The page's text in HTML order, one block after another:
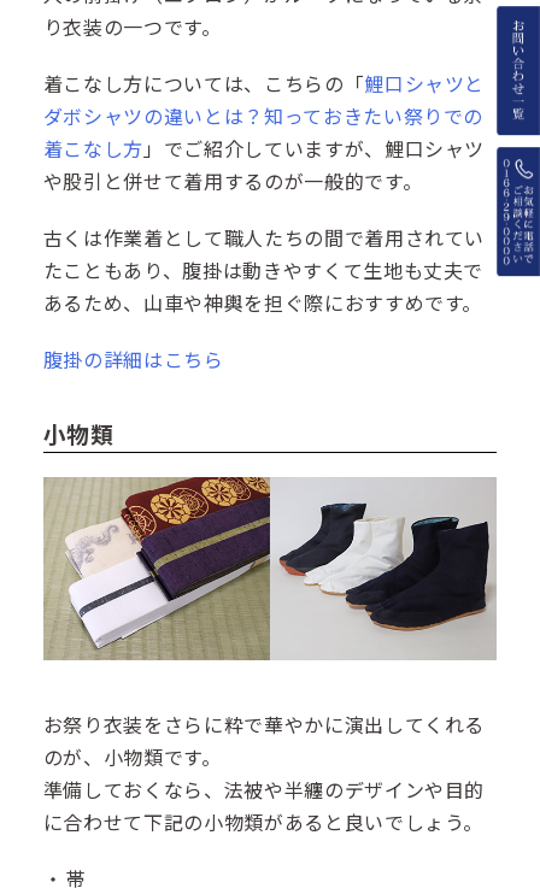
り衣装の一つです。
着こなし方については、こちらの「鯉口シャツと
ダボシャツの違いとは？知っておきたい祭りでの
着こなし方 」でご紹介していますが、鯉口シャツ
や股引と併せて着用するのが一般的です。
古くは作業着として職人たちの間で着用されてい
たこともあり、腹掛は動きやすくて生地も丈夫で
あるため、山車や神輿を担ぐ際におすすめです。
腹掛の詳細はこちら
小物類
お祭り衣装をさらに粋で華やかに演出してくれる
のが、小物類です。
準備しておくなら、法被や半纏のデザインや目的
に合わせて下記の小物類があると良いでしょう。
帯